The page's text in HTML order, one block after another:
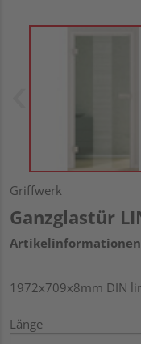
Griffwerk
Ganzglastür
Artikelinformationen
1972x709x8mm DIN
Länge